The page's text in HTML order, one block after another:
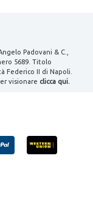
Padovani & C.,
5689. Titolo
Federico II di Napoli.
visionare clicca qui.